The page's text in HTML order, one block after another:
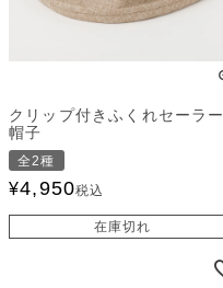
クリップ付きふくれセーラー
帽子
全2種
¥4,950税込
在庫切れ